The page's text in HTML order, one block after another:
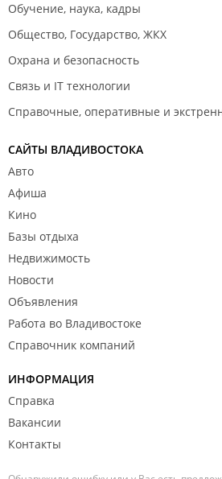
Обучение, наука, кадры
Общество, Государство, ЖКХ
Охрана и безопасность
Связь и IT технологии
Справочные, оперативные и
САЙТЫ ВЛАДИВОСТОКА
Авто
Афиша
Кино
Базы отдыха
Недвижимость
Новости
Объявления
Работа во Владивостоке
Справочник компаний
ИНФОРМАЦИЯ
Справка
Вакансии
Контакты